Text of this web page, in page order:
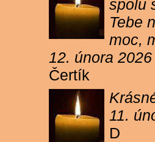
spolu
Tebe
moc,
12. února 2026
Čertík
11.
D